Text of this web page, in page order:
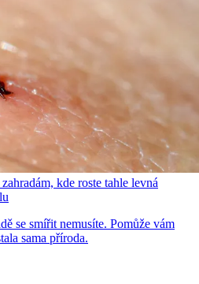
kde roste tahle levná
se smířit nemusíte. Pomůže vám
sama příroda.